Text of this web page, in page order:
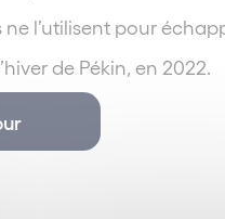
l’utilisent pour
de Pékin, en 2022.